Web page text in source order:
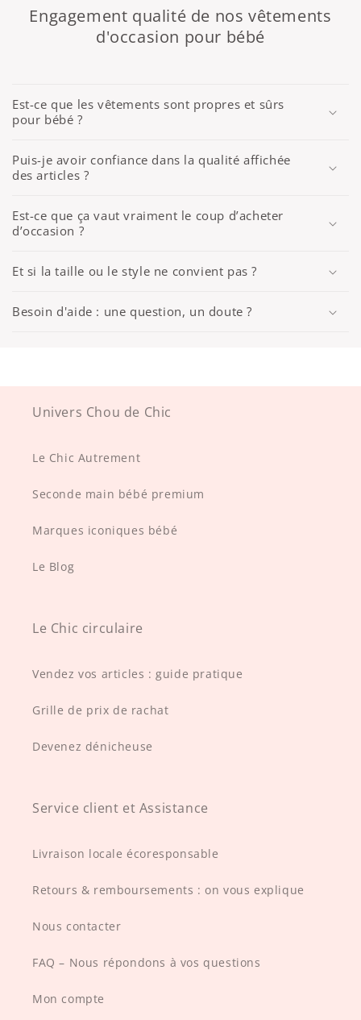
Engagement qualité de nos vêtements
d'occasion pour bébé
Est-ce que les vêtements sont propres et sûrs
pour bébé ?
Puis-je avoir confiance dans la qualité affichée
des articles ?
Est-ce que ça vaut vraiment le coup d’acheter
d’occasion ?
Et si la taille ou le style ne convient pas ?
Besoin d'aide : une question, un doute ?
Univers Chou de Chic
Le Chic Autrement
Seconde main bébé premium
Marques iconiques bébé
Le Blog
Le Chic circulaire
Vendez vos articles : guide pratique
Grille de prix de rachat
Devenez dénicheuse
Service client et Assistance
Livraison locale écoresponsable
Retours & remboursements : on vous explique
Nous contacter
FAQ – Nous répondons à vos questions
Mon compte